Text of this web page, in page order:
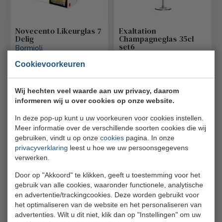
Cookievoorkeuren
Wij hechten veel waarde aan uw privacy, daarom
informeren wij u over cookies op onze website.
In deze pop-up kunt u uw voorkeuren voor cookies instellen.
Meer informatie over de verschillende soorten cookies die wij
gebruiken, vindt u op onze cookies pagina. In onze
privacyverklaring leest u hoe we uw persoonsgegevens
verwerken.
Door op "Akkoord" te klikken, geeft u toestemming voor het
gebruik van alle cookies, waaronder functionele, analytische
en advertentie/trackingcookies. Deze worden gebruikt voor
het optimaliseren van de website en het personaliseren van
advertenties. Wilt u dit niet, klik dan op "Instellingen" om uw
Novecento Likeurglas 7
Delig
Bormioli
€ 20,60
€ 18,55
Exaltation
Champagneglas 35cl
set6
€ 38,30
€ 34,47
America '20s Ging
Tonic glas 74cl set6
Bormioli Rocco
Bormioli
America' 20s Lilac Rose
Rocks 30cl Set 6
d8.35cmxh8.35cm
Bormioli Rocco